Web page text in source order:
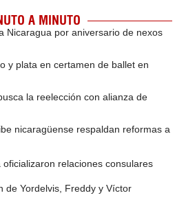
A MINUTO
Nicaragua por aniversario de nexos
y plata en certamen de ballet en
la reelección con alianza de
nicaragüense respaldan reformas a
oficializaron relaciones consulares
de Yordelvis, Freddy y Víctor